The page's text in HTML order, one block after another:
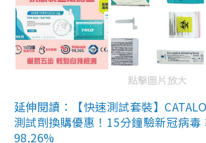
點擊圖片放大
延伸閱讀：【快速測試套裝】
測試劑換購優惠！15分鐘驗新冠病毒
98.26%